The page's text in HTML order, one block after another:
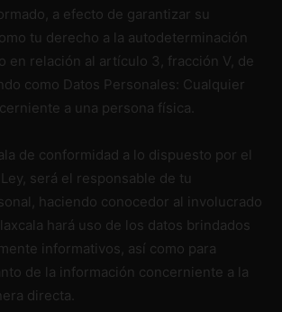
a efecto de garantizar su
tu derecho a la autodeterminación
en relación al artículo 3, fracción V, de
como Datos Personales: Cualquier
a una persona física.
de conformidad a lo dispuesto por el
será el responsable de tu
haciendo conocedor al involucrado
hará uso de los datos brindados
informativos, así como para
de la información concerniente a la
directa.